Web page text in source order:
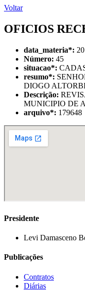
Voltar
OFICIOS
data_materia*:
Número: 45
situacao*:
resumo*:
DIOGO
Descrição:
MUNICIPIO DE
arquivo*: 179648
Presidente
Levi Damasceno
Publicações
Contratos
Diárias